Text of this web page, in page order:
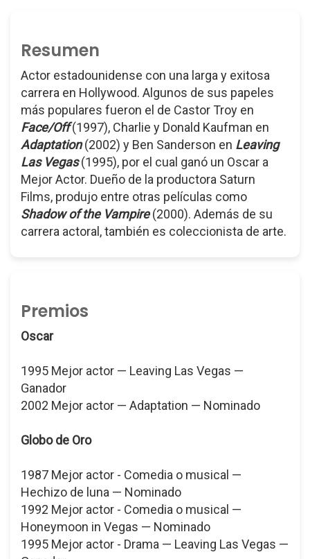
Resumen
Actor estadounidense con una larga y exitosa
carrera en Hollywood. Algunos de sus papeles
más populares fueron el de Castor Troy en
Face/Off(1997), Charlie y Donald Kaufman en
Adaptation(2002) y Ben Sanderson en Leaving
Las Vegas(1995), por el cual ganó un Oscar a
Mejor Actor. Dueño de la productora Saturn
Films, produjo entre otras películas como
Shadow of the Vampire(2000). Además de su
carrera actoral, también es coleccionista de arte.
Premios
Oscar
1995 Mejor actor — Leaving Las Vegas —
Ganador
2002 Mejor actor — Adaptation — Nominado
Globo de Oro
1987 Mejor actor - Comedia o musical —
Hechizo de luna — Nominado
1992 Mejor actor - Comedia o musical —
Honeymoon in Vegas — Nominado
1995 Mejor actor - Drama — Leaving Las Vegas —